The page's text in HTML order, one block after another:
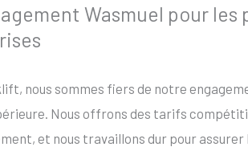
Wasmuel pour
nous sommes fiers de notre
Nous offrons des tarifs
et nous travaillons dur pour